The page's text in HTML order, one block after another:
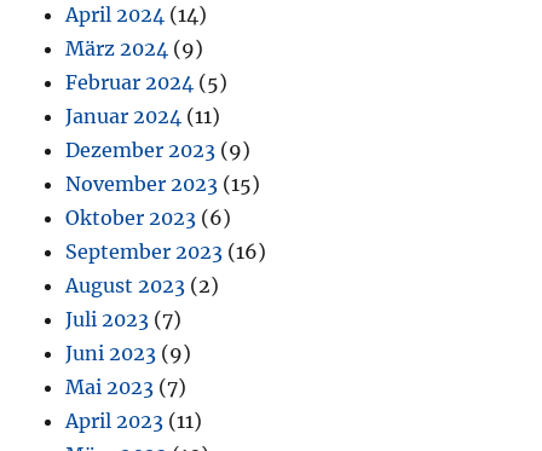
April 2024 (14)
März 2024 (9)
Februar 2024 (5)
Januar 2024 (11)
Dezember 2023 (9)
November 2023 (15)
Oktober 2023 (6)
September 2023 (16)
August 2023 (2)
Juli 2023 (7)
Juni 2023 (9)
Mai 2023 (7)
April 2023 (11)